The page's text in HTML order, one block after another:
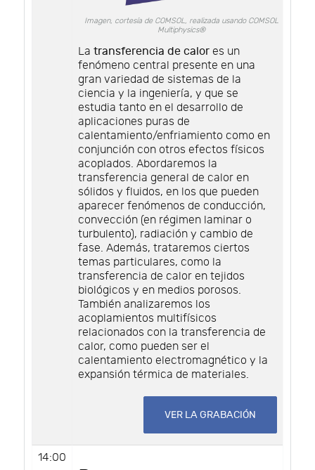
Imagen, cortesía de COMSOL, realizada usando COMSOL
Multiphysics®
La transferencia de calor es un
fenómeno central presente en una
gran variedad de sistemas de la
ciencia y la ingeniería, y que se
estudia tanto en el desarrollo de
aplicaciones puras de
calentamiento/enfriamiento como en
conjunción con otros efectos físicos
acoplados. Abordaremos la
transferencia general de calor en
sólidos y fluidos, en los que pueden
aparecer fenómenos de conducción,
convección (en régimen laminar o
turbulento), radiación y cambio de
fase. Además, trataremos ciertos
temas particulares, como la
transferencia de calor en tejidos
biológicos y en medios porosos.
También analizaremos los
acoplamientos multifísicos
relacionados con la transferencia de
calor, como pueden ser el
calentamiento electromagnético y la
expansión térmica de materiales.
VER LA GRABACIÓN
14:00